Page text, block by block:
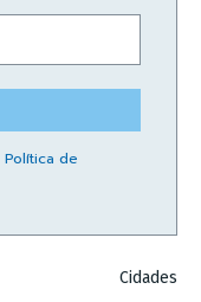
Política de
Cidades